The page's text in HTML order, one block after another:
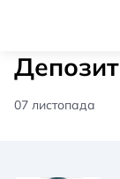
07 листопада